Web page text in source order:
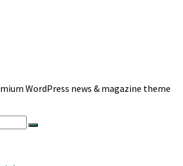
WordPress news & magazine theme